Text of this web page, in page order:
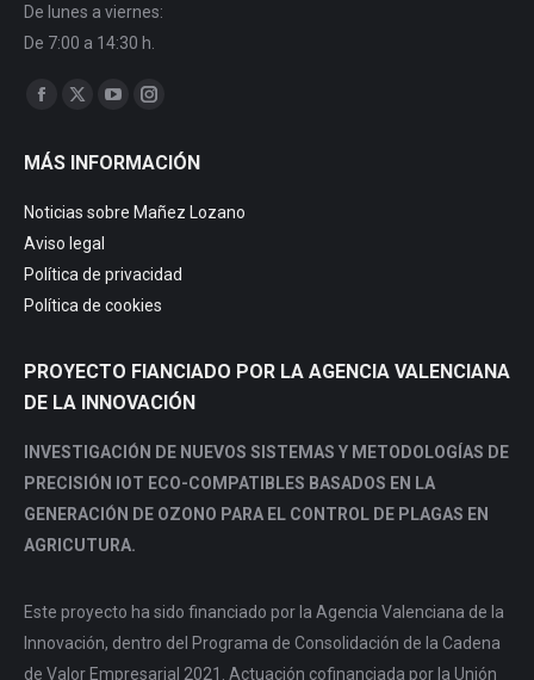
De lunes a viernes:
De 7:00 a 14:30 h.
Trouvez nous sur :
MÁS INFORMACIÓN
Noticias sobre Mañez Lozano
Aviso legal
Política de privacidad
Política de cookies
PROYECTO FIANCIADO POR LA AGENCIA VALENCIANA
DE LA INNOVACIÓN
INVESTIGACIÓN DE NUEVOS SISTEMAS Y METODOLOGÍAS DE
PRECISIÓN IOT ECO-COMPATIBLES BASADOS EN LA
GENERACIÓN DE OZONO PARA EL CONTROL DE PLAGAS EN
AGRICUTURA.
Este proyecto ha sido financiado por la Agencia Valenciana de la
Innovación, dentro del Programa de Consolidación de la Cadena
de Valor Empresarial 2021. Actuación cofinanciada por la Unión